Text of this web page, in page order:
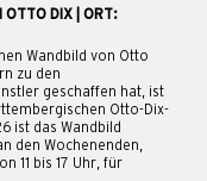
OTTO DIX | ORT:
Wandbild von Otto
zu den
geschaffen hat, ist
Otto-Dix-
ist das Wandbild
den Wochenenden,
11 bis 17 Uhr, für